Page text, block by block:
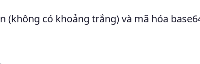
(không có khoảng trắng) và mã hóa